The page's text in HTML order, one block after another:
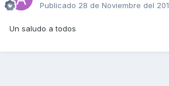
Publicado 28 de Noviembre del
Un saludo a todos